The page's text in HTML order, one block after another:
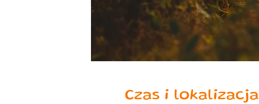
Czas i lokalizacja